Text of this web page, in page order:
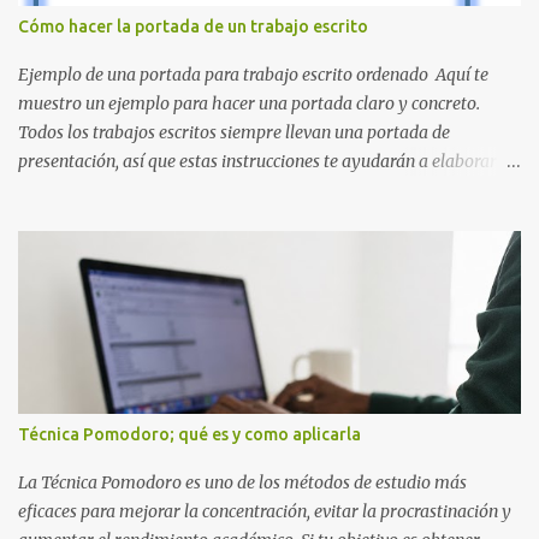
inspirado en los niveles de los juegos. Formas icónicas : No te
pierdas la letra O , diseñada con ese estilo geométrico tan carac...
Cómo hacer la portada de un trabajo escrito
Ejemplo de una portada para trabajo escrito ordenado Aquí te
muestro un ejemplo para hacer una portada claro y concreto.
Todos los trabajos escritos siempre llevan una portada de
presentación, así que estas instrucciones te ayudarán a elaborar
compartir el enlace de este artículo para que así como a ti también
ellos se puedan guiar con esta explicación. Los datos esenciales
para una portada para presentar un trabajo escrito a mano o
impreso son los siguientes y en este orden: Nombre de la escuela o
del instituto (Es muy importante este dato) Título del trabajo
(Puede ser: Ensayo sobre la lectura, o Informe de computación)
Nombre completo del alumno que va a presentar dicho trabajo
escrito La clase, materia ó asignatura Grupo Nombre del maestro
o catedrático Ciudad y fecha...
Técnica Pomodoro; qué es y como aplicarla
La Técnica Pomodoro es uno de los métodos de estudio más
eficaces para mejorar la concentración, evitar la procrastinación y